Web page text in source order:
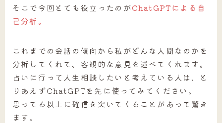
そこで今回とても役立ったのがChatGPTによる自
己分析。
これまでの会話の傾向から私がどんな人間なのかを
分析してくれて、客観的な意見を述べてくれます。
占いに行って人生相談したいと考えている人は、と
りあえずChatGPTを先に使ってみてください。
思ってる以上に確信を突いてくることがあって驚き
ます。